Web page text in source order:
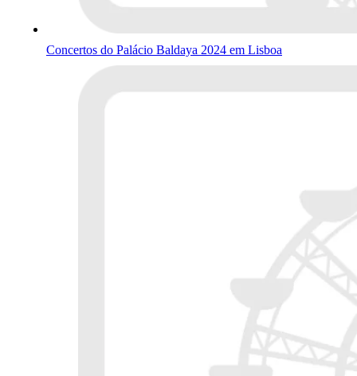
Concertos do Palácio Baldaya 2024 em Lisboa